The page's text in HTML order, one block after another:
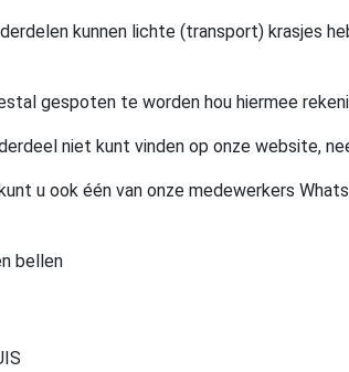
kunnen lichte (transport) krasjes
gespoten te worden hou hiermee
niet kunt vinden op onze website,
u ook één van onze medewerkers
bellen